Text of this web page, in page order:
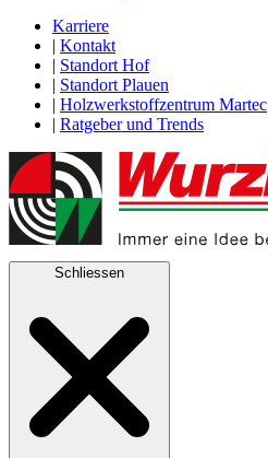
Karriere
| Kontakt
| Standort Hof
| Standort Plauen
| Holzwerkstoffzentrum Martec
| Ratgeber und Trends
Schliessen